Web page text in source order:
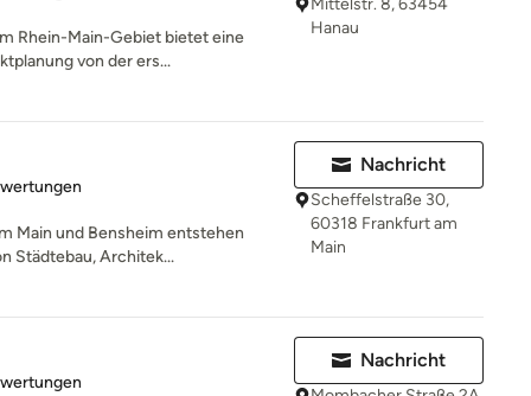
Rhein-Main-Gebiet bietet eine
von der ers...
Mittelstr. 8, 63454
Hanau
5 von 5 Sternen
Main und Bensheim entstehen
Städtebau, Architek...
Nachricht
Scheffelstraße 30,
60318 Frankfurt am
Main
5 von 5 Sternen
Nachricht